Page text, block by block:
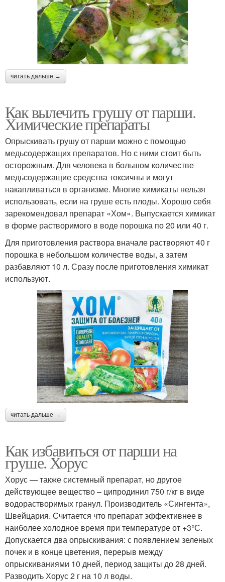
читать дальше →
Как вылечить грушу от парши.
Химические препараты
Опрыскивать грушу от парши можно с помощью
медьсодержащих препаратов. Но с ними стоит быть
осторожным. Для человека в большом количестве
медьсодержащие средства токсичны и могут
накапливаться в организме. Многие химикаты нельзя
использовать, если на груше есть плоды. Хорошо себя
зарекомендовал препарат «Хом». Выпускается химикат
в форме растворимого в воде порошка по 20 или 40 г.
Для приготовления раствора вначале растворяют 40 г
порошка в небольшом количестве воды, а затем
разбавляют 10 л. Сразу после приготовления химикат
используют.
читать дальше →
Как избавиться от парши на
груше. Хорус
Хорус — также системный препарат, но другое
действующее вещество – ципродинил 750 г/кг в виде
водорастворимых гранул. Производитель «Сингента»,
Швейцария. Считается что препарат эффективнее в
наиболее холодное время при температуре от +3°С.
Допускается два опрыскивания: с появлением зеленых
почек и в конце цветения, перерыв между
опрыскиваниями 10 дней, период защиты до 28 дней.
Разводить Хорус 2 г на 10 л воды.